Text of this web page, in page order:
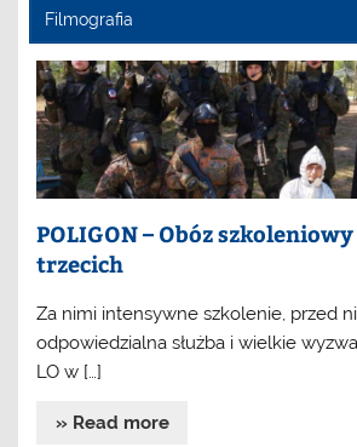
Filmografia
POLIGON – Obóz
trzecich
Za nimi intensywne szkolenie, przed
odpowiedzialna służba i wielkie
LO w […]
» Read more